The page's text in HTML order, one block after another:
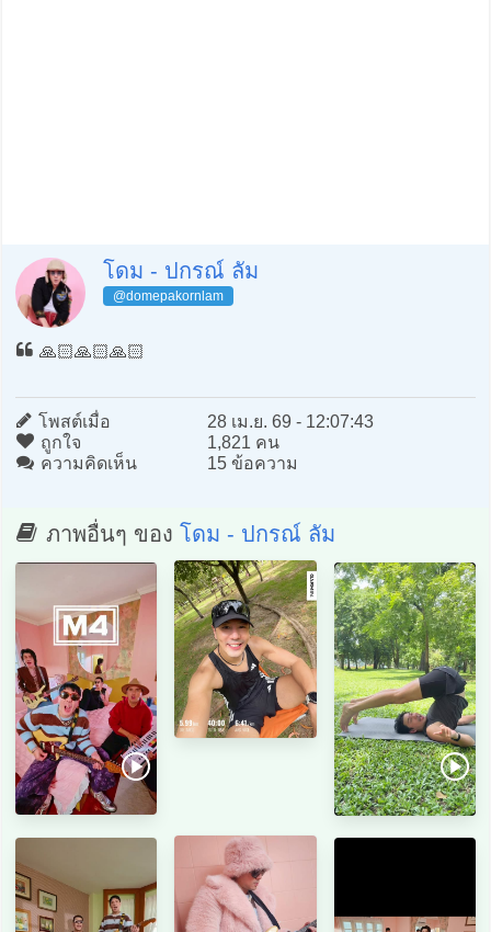
โดม - ปกรณ์ ลัม
@domepakornlam
🙏🏻🙏🏻🙏🏻
โพสต์เมื่อ
28 เม.ย. 69 - 12:07:43
ถูกใจ
1,821 คน
ความคิดเห็น
15 ข้อความ
ภาพอื่นๆ ของ โดม - ปกรณ์ ลัม